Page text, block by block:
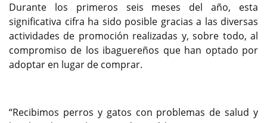
Durante los primeros seis meses del año, esta
significativa cifra ha sido posible gracias a las diversas
actividades de promoción realizadas y, sobre todo, al
compromiso de los ibaguereños que han optado por
adoptar en lugar de comprar.
“Recibimos perros y gatos con problemas de salud y